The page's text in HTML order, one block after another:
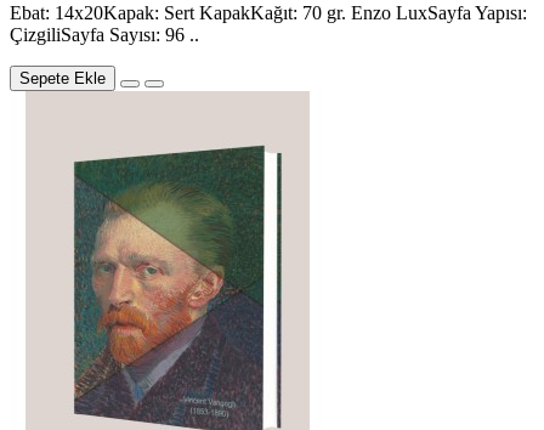
Ebat: 14x20Kapak: Sert KapakKağıt: 70 gr. Enzo LuxSayfa Yapısı:
ÇizgiliSayfa Sayısı: 96 ..
Sepete Ekle